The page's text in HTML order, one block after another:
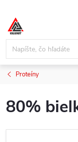
Prejsť
obsah
Proteíny
80%